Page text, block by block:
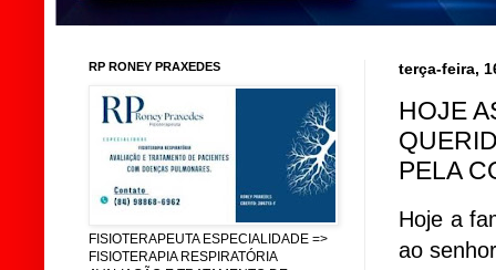
terça-feira,
HOJE
PELA
Hoje a
ao
RP RONEY PRAXEDES
FISIOTERAPEUTA ESPECIALIDADE =>
FISIOTERAPIA RESPIRATÓRIA